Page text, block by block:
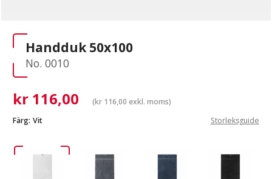
Handduk 50x100
No. 0010
kr 116,00 (kr 116,00 exkl. moms)
Färg: Vit Storleksguide